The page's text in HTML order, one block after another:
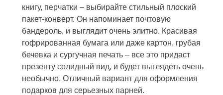
книгу, перчатки – выбирайте стильный плоский
пакет-конверт. Он напоминает почтовую
бандероль, и выглядит очень элитно. Красивая
гофрированная бумага или даже картон, грубая
бечевка и сургучная печать – все это придаст
презенту солидный вид, и будет выглядеть очень
необычно. Отличный вариант для оформления
подарков для серьезных парней.